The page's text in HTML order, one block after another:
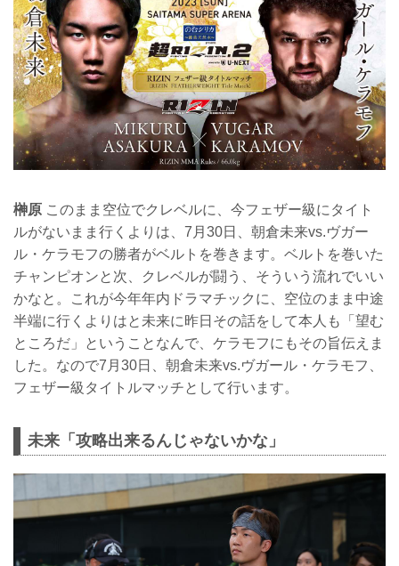
榊原 このまま空位でクレベルに、今フェザー級にタイト
ルがないまま行くよりは、7月30日、朝倉未来vs.ヴガー
ル・ケラモフの勝者がベルトを巻きます。ベルトを巻いた
チャンピオンと次、クレベルが闘う、そういう流れでいい
かなと。これが今年年内ドラマチックに、空位のまま中途
半端に行くよりはと未来に昨日その話をして本人も「望む
ところだ」ということなんで、ケラモフにもその旨伝えま
した。なので7月30日、朝倉未来vs.ヴガール・ケラモフ、
フェザー級タイトルマッチとして行います。
未来「攻略出来るんじゃないかな」